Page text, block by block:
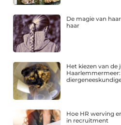
De magie van
haar
Het kiezen van de
Hoe HR werving
in recruitment